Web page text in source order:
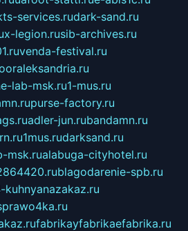
services.rudark-sand.ru
x-legion.rusib-archives.ru
venda-festival.ru
lab-msk.ru1-mus.ru
purse-factory.ru
adler-jun.rubandamn.ru
1mus.rudarksand.ru
msk.rualabuga-cityhotel.ru
blagodarenie-spb.ru
fabrikayfabrikaefabrika.ru